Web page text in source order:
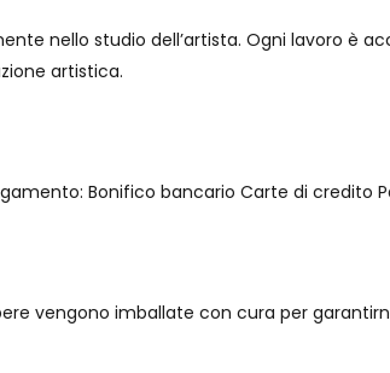
nello studio dell’artista. Ogni lavoro
artistica.
Bonifico bancario Carte di credito
vengono imballate con cura per